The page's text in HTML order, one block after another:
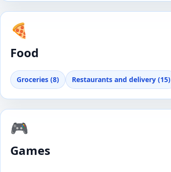
🍕
Food
Groceries (8) Restaurants and delivery (15)
🎮
Games